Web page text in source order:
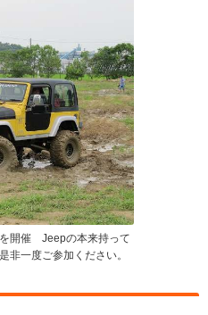
開催 Jeepの本来持って
一度ご参加ください。